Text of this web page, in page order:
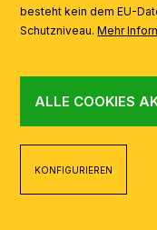
besteht kein dem EU-
Schutzniveau.Mehr
ALLE COOKIES
KONFIGURIEREN